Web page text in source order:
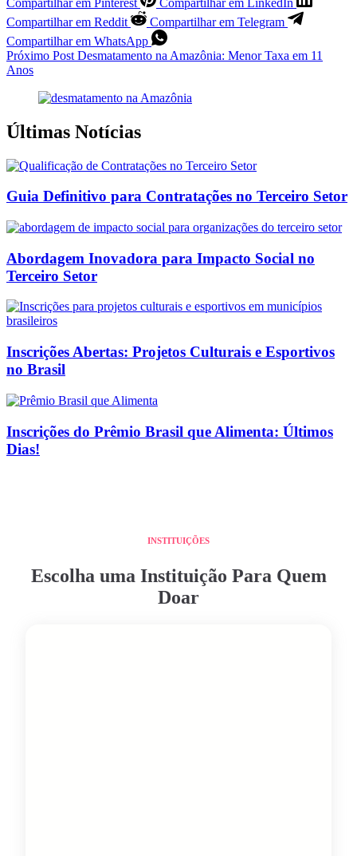
Compartilhar em Reddit
Compartilhar em Telegram
Compartilhar em WhatsApp
Próximo Post Desmatamento na Amazônia: Menor Taxa em 11
Anos
Últimas Notícias
Guia Definitivo para Contratações no Terceiro Setor
Abordagem Inovadora para Impacto Social no
Terceiro Setor
Inscrições Abertas: Projetos Culturais e Esportivos
no Brasil
Inscrições do Prêmio Brasil que Alimenta: Últimos
Dias!
INSTITUIÇÕES
Escolha uma Instituição Para Quem
Doar